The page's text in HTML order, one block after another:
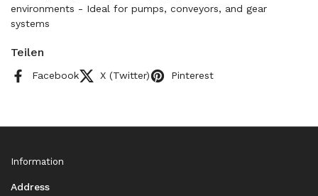
environments - Ideal for pumps, conveyors, and gear
systems
Teilen
Facebook X (Twitter) Pinterest
Information
Address